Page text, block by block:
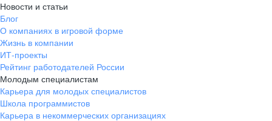
Новости и статьи
Блог
О компаниях в игровой форме
Жизнь в компании
ИТ-проекты
Рейтинг работодателей России
Молодым специалистам
Карьера для молодых специалистов
Школа программистов
Карьера в некоммерческих организациях